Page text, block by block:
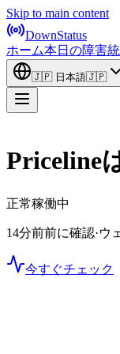
Skip to main content
DownStatus
ホーム本日の障害
🇯🇵 日本語🇯🇵
Priceline
正常稼働中
14分前前に確認·ウ
今すぐチェック